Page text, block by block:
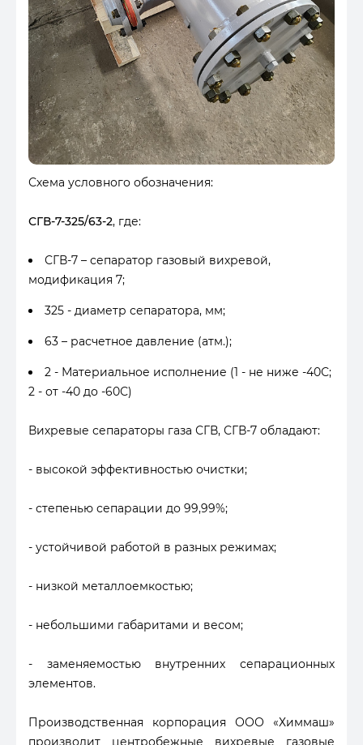
Схема условного обозначения:
СГВ-7-325/63-2, где:
СГВ-7 – сепаратор газовый вихревой,
модификация 7;
325 - диаметр сепаратора, мм;
63 – расчетное давление (атм.);
2 - Материальное исполнение (1 - не ниже -40С;
2 - от -40 до -60С)
Вихревые сепараторы газа СГВ, СГВ-7 обладают:
- высокой эффективностью очистки;
- степенью сепарации до 99,99%;
- устойчивой работой в разных режимах;
- низкой металлоемкостью;
- небольшими габаритами и весом;
- заменяемостью внутренних сепарационных
элементов.
Производственная корпорация ООО «Химмаш»
производит центробежные вихревые газовые